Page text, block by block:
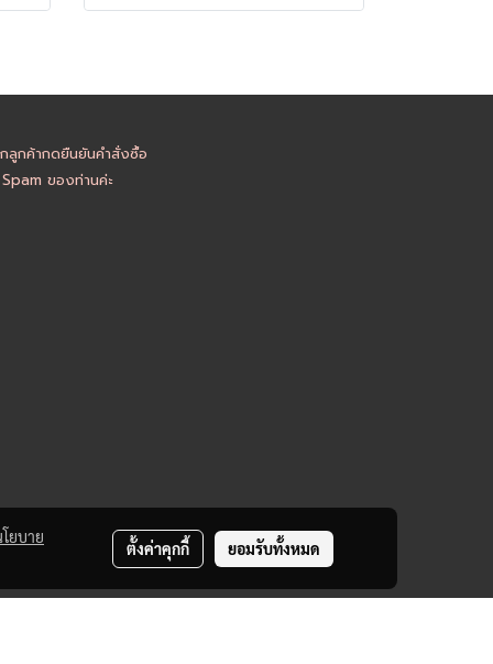
ลูกค้ากดยืนยันคำสั่งซื้อ
ของท่านค่ะ
ยบาย
ตั้งค่าคุกกี้ ยอมรับทั้งหมด